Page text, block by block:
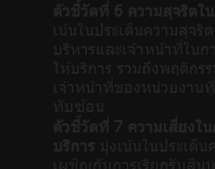
ตัวชี้วัดที่ 6 ความสุจริตใน
เน้นในประเด็นความสุจริ
บริหารและเจ้าหน้าที่ใน
ให้บริการ รวมถึงพฤติก
เจ้าหน้าที่ของหน่วยงาน
ทับซ้อน
ตัวชี้วัดที่ 7 ความเสี่ยงใ
บริการ มุ่งเน้นในประเด็
เผชิญกับการเรียกรับสิน